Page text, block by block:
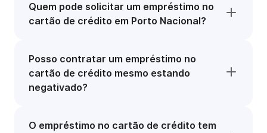
Quem pode solicitar um empréstimo no
cartão de crédito em Porto Nacional?
Posso contratar um empréstimo no
cartão de crédito mesmo estando
negativado?
O empréstimo no cartão de crédito tem